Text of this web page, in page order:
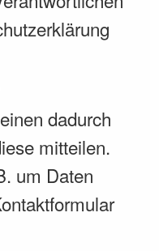
dadurch
mitteilen.
um Daten